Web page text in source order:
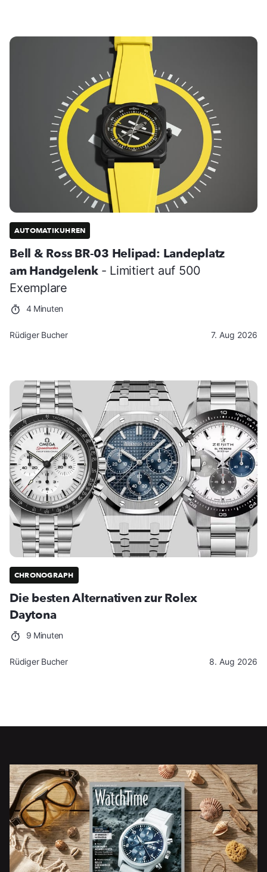
AUTOMATIKUHREN
Bell & Ross BR-03 Helipad: Landeplatz
am Handgelenk - Limitiert auf 500
Exemplare
4 Minuten
Rüdiger Bucher 7. Aug 2026
CHRONOGRAPH
Die besten Alternativen zur Rolex
Daytona
9 Minuten
Rüdiger Bucher 8. Aug 2026